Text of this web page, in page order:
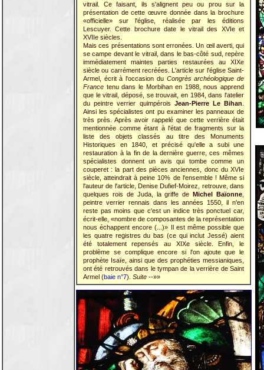
vitrail. Ce faisant, ils s'alignent peu ou prou sur la
présentation de cette œuvre donnée dans la brochure
«officielle» sur l'église, réalisée par les éditions
Lescuyer. Cette brochure date le vitrail des XVIe et
XVIIe siècles.
Mais ces présentations sont erronées. Un œil averti, qui
se campe devant le vitrail, dans le bas-côté sud, repère
immédiatement maintes parties restaurées au XIXe
siècle ou carrément recréées. L'article sur l'église Saint-
Armel, écrit à l'occasion du Congrès archéologique de
France tenu dans le Morbihan en 1988, nous apprend
que le vitrail, déposé, se trouvait, en 1984, dans l'atelier
du peintre verrier quimpérois Jean-Pierre Le Bihan
Ainsi les spécialistes ont pu examiner les panneaux de
très près. Après avoir rappelé que cette verrière était
mentionnée comme étant à l'état de fragments sur la
liste des objets classés au titre des Monuments
Historiques en 1840, et précisé qu'elle a subi une
restauration à la fin de la dernière guerre, ces mêmes
spécialistes donnent un avis qui tombe comme un
couperet : la part des pièces anciennes, donc du XVIe
siècle, atteindrait à peine 10% de l'ensemble ! Même si
l'auteur de l'article, Denise Dufief-Moirez, retrouve, dans
quelques rois de Juda, la griffe deMichel Baïonne
peintre verrier rennais dans les années 1550, il n'en
reste pas moins que c'est un indice très ponctuel car,
écrit-elle, «nombre de composantes de la représentation
nous échappent encore (...)» Il est même possible que
les quatre registres du bas (ce qui inclut Jessé) aient
été totalement repensés au XIXe siècle. Enfin, le
problème se complique encore si l'on ajoute que le
prophète Isaïe, ainsi que des prophéties messianiques,
ont été retrouvés dans le tympan de la verrière de Saint
Armel (baie n°7). Suite --»»